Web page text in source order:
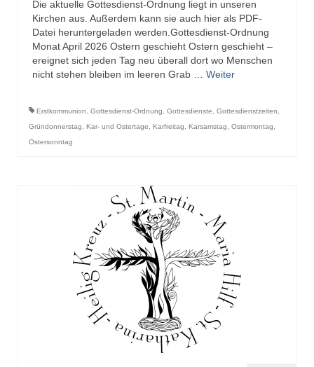
Die aktuelle Gottesdienst-Ordnung liegt in unseren
Kirchen aus. Außerdem kann sie auch hier als PDF-
Datei heruntergeladen werden.Gottesdienst-Ordnung
Monat April 2026 Ostern geschieht Ostern geschieht –
ereignet sich jeden Tag neu überall dort wo Menschen
nicht stehen bleiben im leeren Grab … Weiter
Erstkommunion, Gottesdienst-Ordnung, Gottesdienste, Gottesdienstzeiten,
Gründonnerstag, Kar- und Ostertage, Karfreitag, Karsamstag, Ostermontag,
Ostersonntag